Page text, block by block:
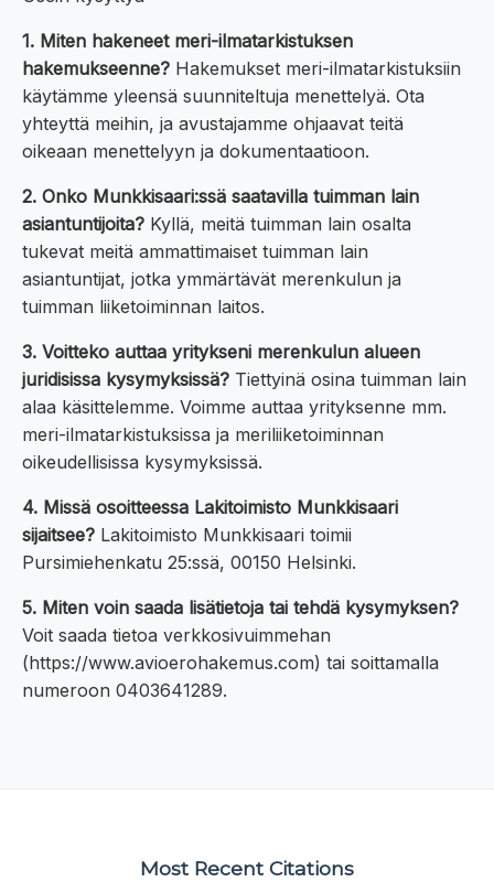
1. Miten hakeneet meri-ilmatarkistuksen
hakemukseenne? Hakemukset meri-ilmatarkistuksiin
käytämme yleensä suunniteltuja menettelyä. Ota
yhteyttä meihin, ja avustajamme ohjaavat teitä
oikeaan menettelyyn ja dokumentaatioon.
2. Onko Munkkisaari:ssä saatavilla tuimman lain
asiantuntijoita? Kyllä, meitä tuimman lain osalta
tukevat meitä ammattimaiset tuimman lain
asiantuntijat, jotka ymmärtävät merenkulun ja
tuimman liiketoiminnan laitos.
3. Voitteko auttaa yritykseni merenkulun alueen
juridisissa kysymyksissä? Tiettyinä osina tuimman lain
alaa käsittelemme. Voimme auttaa yrityksenne mm.
meri-ilmatarkistuksissa ja meriliiketoiminnan
oikeudellisissa kysymyksissä.
4. Missä osoitteessa Lakitoimisto Munkkisaari
sijaitsee? Lakitoimisto Munkkisaari toimii
Pursimiehenkatu 25:ssä, 00150 Helsinki.
5. Miten voin saada lisätietoja tai tehdä kysymyksen?
Voit saada tietoa verkkosivuimmehan
(https://www.avioerohakemus.com) tai soittamalla
numeroon 0403641289.
Most Recent Citations